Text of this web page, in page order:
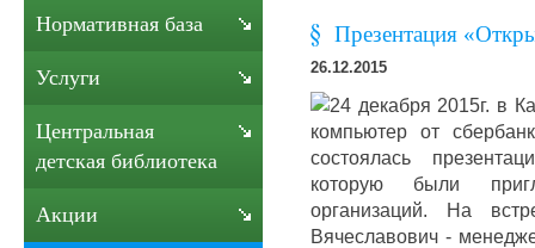
Презентация
26.12.2015
24 декабря 2015г. в
компьютер от
состоялась
которую были
организаций. На
Вячеславович -
Нормативная база
Услуги
Центральная
детская библиотека
Акции